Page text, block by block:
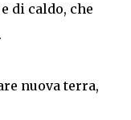
di caldo, che
nuova terra,